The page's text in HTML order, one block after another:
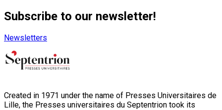
Subscribe to our newsletter!
Newsletters
Created in 1971 under the name of Presses Universitaires de
Lille, the Presses universitaires du Septentrion took its